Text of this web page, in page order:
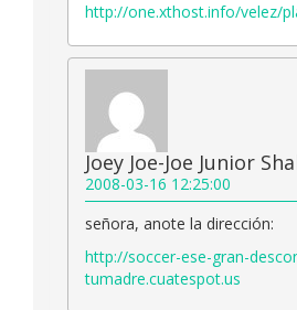
http://one.xthost.info/velez/
Joey Joe-Joe Junior
2008-03-16 12:25:00
señora, anote la dirección:
http://soccer-ese-gran-
tumadre.cuatespot.us